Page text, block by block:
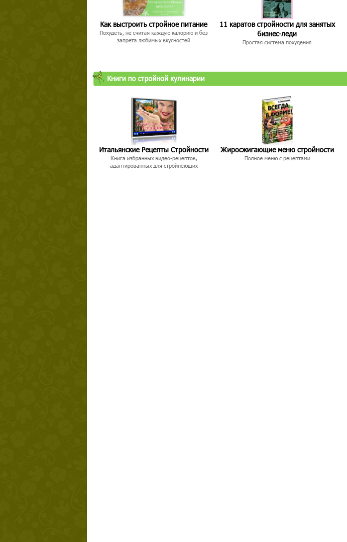
Как выстроить стройное питание
Похудеть, не считая каждую калорию и без
запрета любимых вкусностей
11 каратов стройности для занятых
бизнес-леди
Простая система похудения
Книги по стройной кулинарии
Итальянские Рецепты Стройности
Книга избранных видео-рецептов,
адаптированных для стройнеющих
Жиросжигающие меню стройности
Полное меню с рецептами